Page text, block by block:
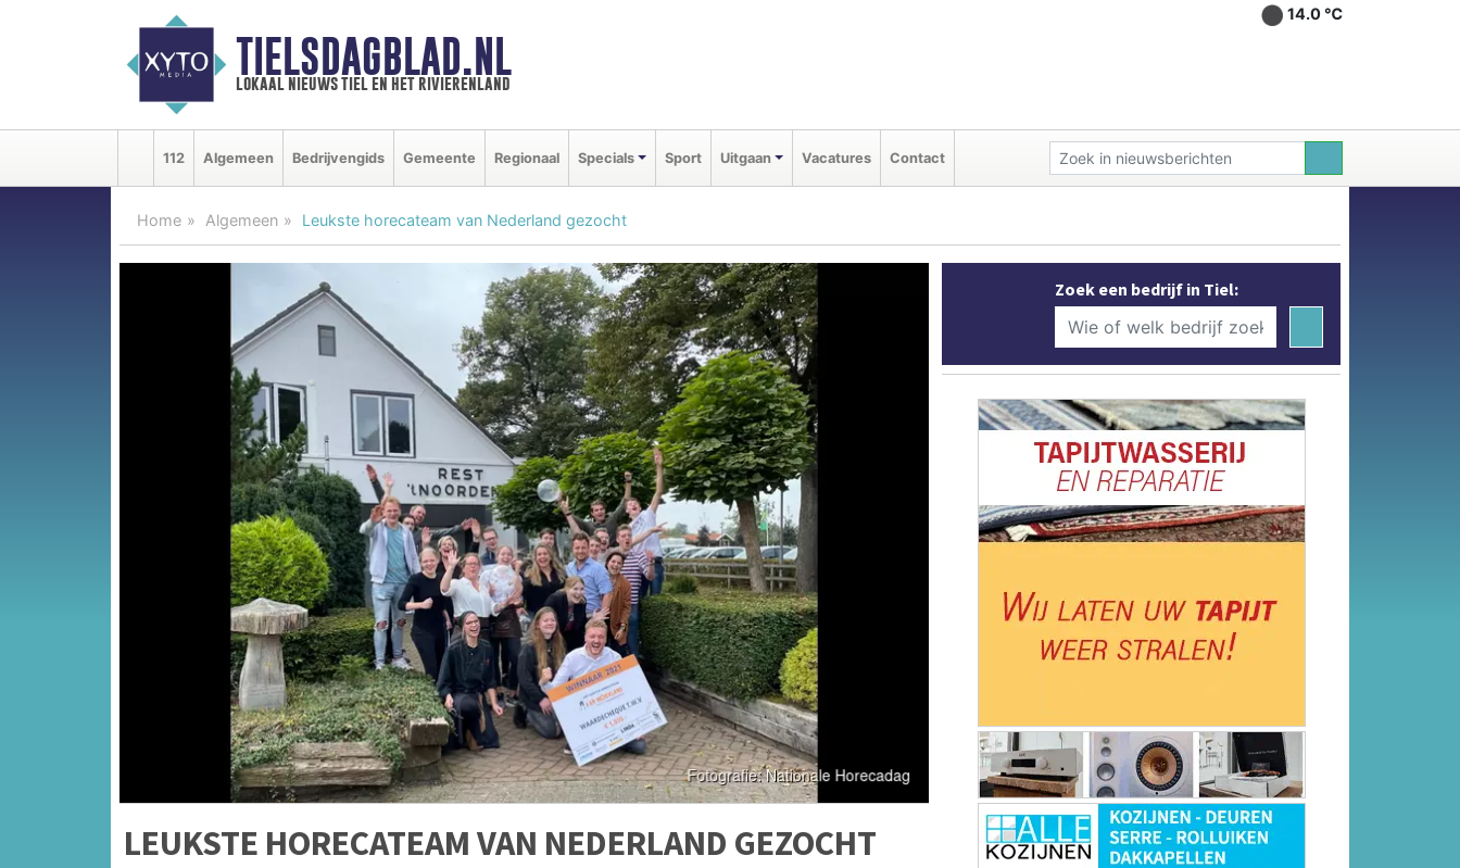
TIELSDAGBLAD.NL
lokaal nieuws tiel en het rivierenland
14.0 ℃
112 Algemeen Bedrijvengids Gemeente Regionaal Specials Sport Uitgaan Vacatures Contact
Home Algemeen Leukste horecateam van Nederland gezocht
LEUKSTE HORECATEAM VAN NEDERLAND GEZOCHT
Zoek een bedrijf in Tiel: